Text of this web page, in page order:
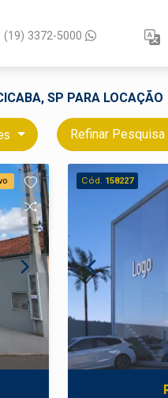
(19) 3372-5000
SP PARA LOCAÇÃO
Refinar Pesquisa
Cód. 158227